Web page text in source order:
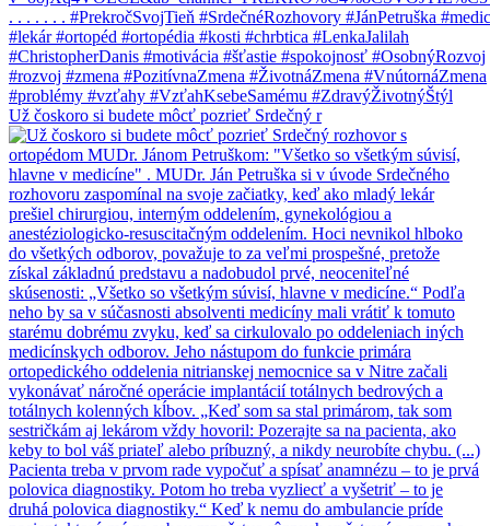
Už čoskoro si budete môcť pozrieť Srdečný r